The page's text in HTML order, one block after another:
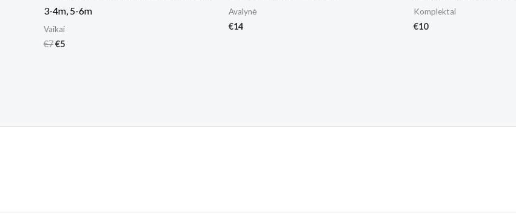
3-4m, 5-6m
Vaikai
€7€5
Avalynė
€14
Komplektai
€10